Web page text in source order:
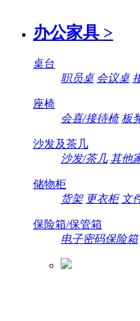
办公家具 >
桌台
职员桌 会议桌
座椅
会喜/接待椅 板
沙发及茶几
沙发/茶几 其他
储物柜
货架 更衣柜 文
保险箱/保管箱
电子密码保险箱